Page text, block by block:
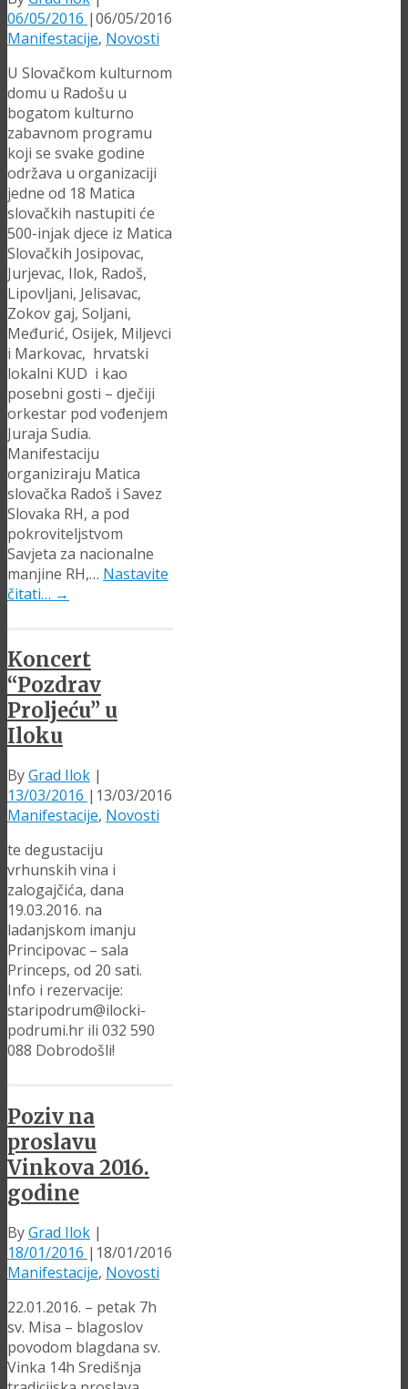
06/05/2016 |06/05/2016
Manifestacije, Novosti
U Slovačkom kulturnom
domu u Radošu u
bogatom kulturno
zabavnom programu
koji se svake godine
održava u organizaciji
jedne od 18 Matica
slovačkih nastupiti će
500-injak djece iz Matica
Slovačkih Josipovac,
Jurjevac, Ilok, Radoš,
Lipovljani, Jelisavac,
Zokov gaj, Soljani,
Međurić, Osijek, Miljevci
i Markovac, hrvatski
lokalni KUD i kao
posebni gosti – dječiji
orkestar pod vođenjem
Juraja Sudia.
Manifestaciju
organiziraju Matica
slovačka Radoš i Savez
Slovaka RH, a pod
pokroviteljstvom
Savjeta za nacionalne
manjine RH,… Nastavite
čitati… →
Koncert
“Pozdrav
Proljeću” u
Iloku
ByGrad Ilok |
13/03/2016 | 13/03/2016
Manifestacije, Novosti
te degustaciju
vrhunskih vina i
zalogajčića, dana
19.03.2016. na
ladanjskom imanju
Principovac – sala
Princeps, od 20 sati.
Info i rezervacije:
staripodrum@ilocki-
podrumi.hr ili 032 590
088 Dobrodošli!
Poziv na
proslavu
Vinkova 2016.
godine
ByGrad Ilok |
18/01/2016 | 18/01/2016
Manifestacije, Novosti
22.01.2016. – petak 7h
sv. Misa – blagoslov
povodom blagdana sv.
Vinka 14h Središnja